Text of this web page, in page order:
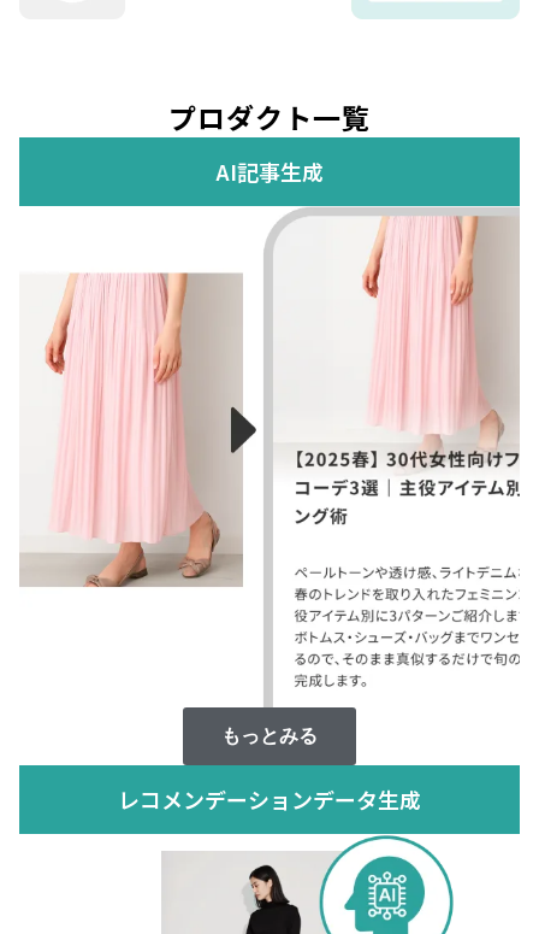
プロダクト一覧
AI記事生成
もっとみる
レコメンデーションデータ生成